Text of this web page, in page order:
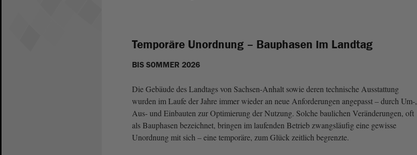
Temporäre Unordnung – Bauphasen im Landtag
BIS SOMMER 2026
Die Gebäude des Landtags von Sachsen-Anhalt sowie deren technische Ausstattung
wurden im Laufe der Jahre immer wieder an neue Anforderungen angepasst – durch Um-,
Aus- und Einbauten zur Optimierung der Nutzung. Solche baulichen Veränderungen, oft
als Bauphasen bezeichnet, bringen im laufenden Betrieb zwangsläufig eine gewisse
Unordnung mit sich – eine temporäre, zum Glück zeitlich begrenzte.